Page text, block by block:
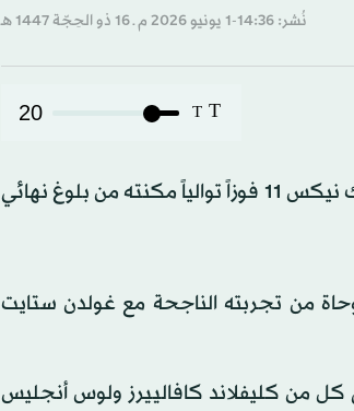
نُشر: 14:36-1 يونيو 2026 م ـ 16 ذو الحِجّة 1447 هـ
T
T
20
بعد تأخره أمام أتلانتا هوكس 1 - 2 في الدور الأول من الأدوار الإقصائية، حقق نيويورك نيكس 11 فوزاً توالياً مكنته من بلوغ نهائي
من تجربته الناجحة مع غولدن ستايت
على كل من كليفلاند كافالييرز ولوس أنجليس